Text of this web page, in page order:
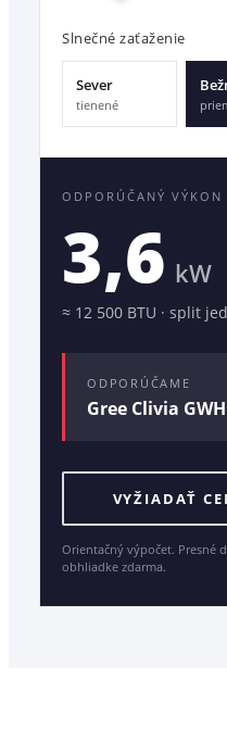
Slnečné zaťaženie
Sever
tienené
ODPORÚČANÝ VÝKON
3,6 kW
≈ 12 500 BTU · split
ODPORÚČAME
Gree Clivia
VYŽIADAŤ
Orientačný výpočet. Presné
obhliadke zdarma.